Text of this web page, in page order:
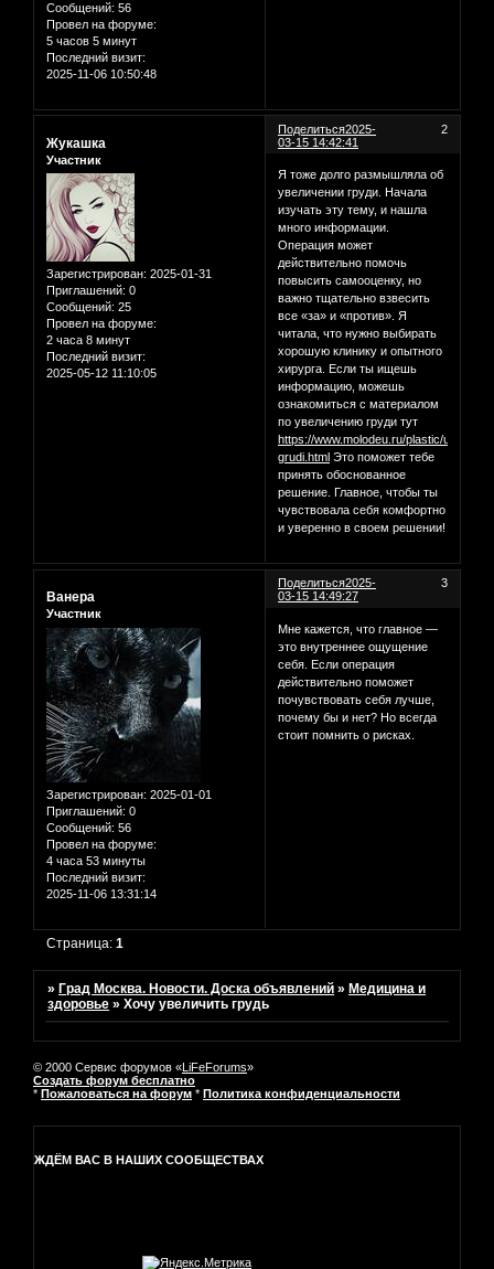
Сообщений: 56
Провел на форуме:
5 часов 5 минут
Последний визит:
2025-11-06 10:50:48
Поделиться 2
2025-
03-15 14:42:41
Жукашка
Участник
Зарегистрирован: 2025-01-31
Приглашений: 0
Сообщений: 25
Провел на форуме:
2 часа 8 минут
Последний визит:
2025-05-12 11:10:05
Я тоже долго размышляла об
увеличении груди. Начала
изучать эту тему, и нашла
много информации.
Операция может
действительно помочь
повысить самооценку, но
важно тщательно взвесить
все «за» и «против». Я
читала, что нужно выбирать
хорошую клинику и опытного
хирурга. Если ты ищешь
информацию, можешь
ознакомиться с материалом
по увеличению груди тут
https://www.molodeu.ru/plastic/
grudi.html Это поможет тебе
принять обоснованное
решение. Главное, чтобы ты
чувствовала себя комфортно
и уверенно в своем решении!
Поделиться 3
2025-
03-15 14:49:27
Ванера
Участник
Зарегистрирован: 2025-01-01
Приглашений: 0
Сообщений: 56
Провел на форуме:
4 часа 53 минуты
Последний визит:
2025-11-06 13:31:14
Мне кажется, что главное —
это внутреннее ощущение
себя. Если операция
действительно поможет
почувствовать себя лучше,
почему бы и нет? Но всегда
стоит помнить о рисках.
Страница:1
» Град Москва. Новости. Доска объявлений » Медицина и
здоровье »Хочу увеличить грудь
© 2000 Сервис форумов «LiFeForums»
Создать форум бесплатно
* Пожаловаться на форум * Политика конфиденциальности
ЖДЁМ ВАС В НАШИХ СООБЩЕСТВАХ